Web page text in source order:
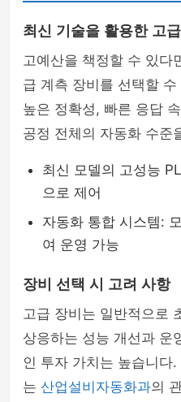
최신 기술을 활용한 고급
고예산을 책정할 수 있다
급 계측 장비를 선택할
높은 정확성, 빠른 응답
공정 전체의 자동화 수준
최신 모델의 고성능
으로 제어
자동화 통합 시스템:
여 운영 가능
장비 선택 시 고려 사항
고급 장비는 일반적으로
상응하는 성능 개선과 운
인 투자 가치는 높습니다
는 산업설비자동화과의